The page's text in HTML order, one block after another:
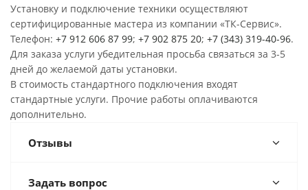
Установку и подключение техники осуществляют
сертифицированные мастера из компании «ТК-Сервис».
Телефон: +7 912 606 87 99; +7 902 875 20; +7 (343) 319-40-96.
Для заказа услуги убедительная просьба связаться за 3-5
дней до желаемой даты установки.
В стоимость стандартного подключения входят
стандартные услуги. Прочие работы оплачиваются
дополнительно.
Отзывы
Задать вопрос